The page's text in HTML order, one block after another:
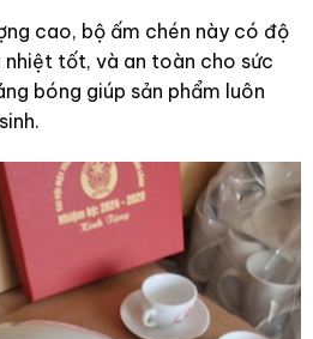
cao, bộ ấm chén này có độ
nhiệt tốt, và an toàn cho sức
bóng giúp sản phẩm luôn